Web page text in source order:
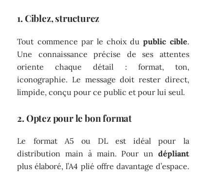
1. Ciblez, structurez
Tout commence par le choix dupublic cible.
Une connaissance précise de ses attentes
oriente chaque détail : format, ton,
iconographie. Le message doit rester direct,
limpide, conçu pour ce public et pour lui seul.
2. Optez pour le bon format
Le format A5 ou DL est idéal pour la
distribution main à main. Pour un dépliant
plus élaboré, l’A4 plié offre davantage d’espace.